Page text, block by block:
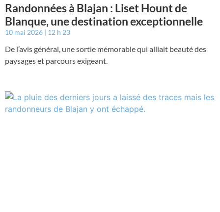
Randonnées à Blajan : Liset Hount de
Blanque, une destination exceptionnelle
10 mai 2026 12 h 23
De l’avis général, une sortie mémorable qui alliait beauté des
paysages et parcours exigeant.